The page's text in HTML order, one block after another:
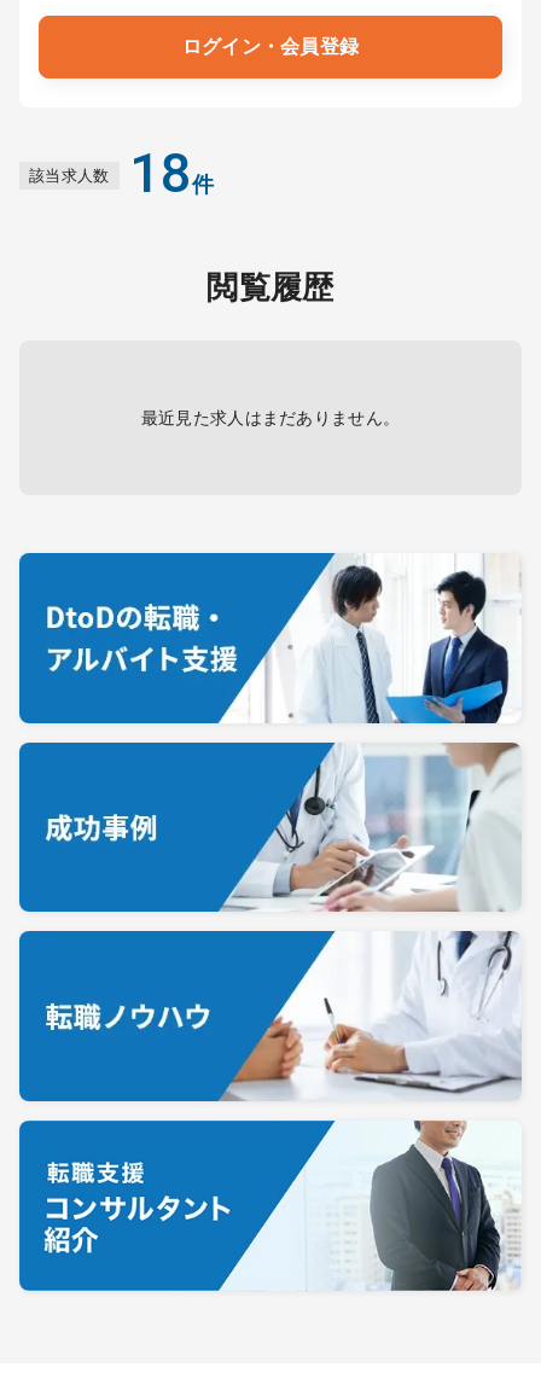
ログイン・会員登録
該当求人数 18件
閲覧履歴
最近見た求人はまだありません。